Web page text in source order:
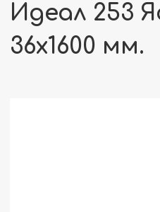
Идеал 253
36x1600 мм.